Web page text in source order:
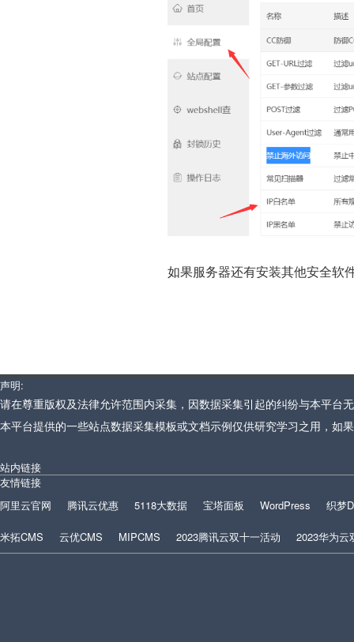
如果服务器还有安装其他安全软
声明:
请在尊重版权及法律允许范围内采集，因数据采集引起的纠纷与本平台
本平台提供的一些站点数据采集模板或文档示例仅供研究学习之用，如
站内链接
友情链接
阿里云官网
腾讯云优惠 5118大数据 宝塔面板 WordPress 织梦
米拓CMS 云优CMS MIPCMS 2023腾讯云双十一活动 2023华为云